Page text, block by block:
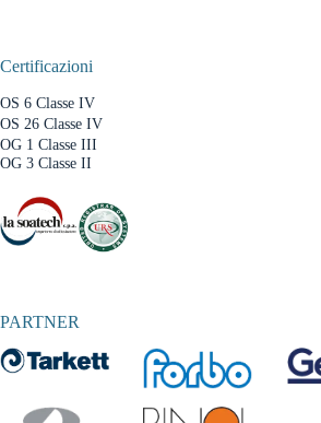
Certificazioni
OS 6 Classe IV
OS 26 Classe IV
OG 1 Classe III
OG 3 Classe II
PARTNER